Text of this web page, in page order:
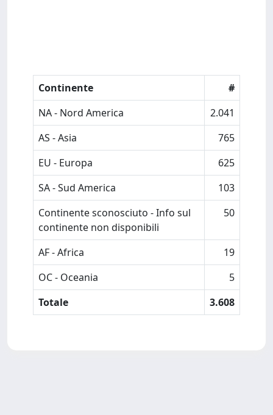
Continente
#
NA - Nord America
2.041
AS - Asia
765
EU - Europa
625
SA - Sud America
103
Continente sconosciuto - Info sul
continente non disponibili
50
AF - Africa
19
OC - Oceania
5
Totale
3.608